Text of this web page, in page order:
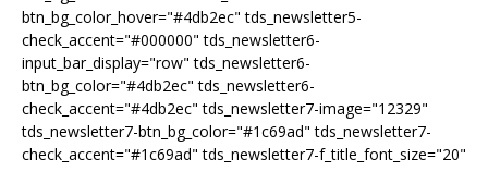
btn_bg_color_hover="#4db2ec" tds_newsletter5-
check_accent="#000000" tds_newsletter6-
input_bar_display="row" tds_newsletter6-
btn_bg_color="#4db2ec" tds_newsletter6-
check_accent="#4db2ec" tds_newsletter7-image="12329"
tds_newsletter7-btn_bg_color="#1c69ad" tds_newsletter7-
check_accent="#1c69ad" tds_newsletter7-f_title_font_size="20"